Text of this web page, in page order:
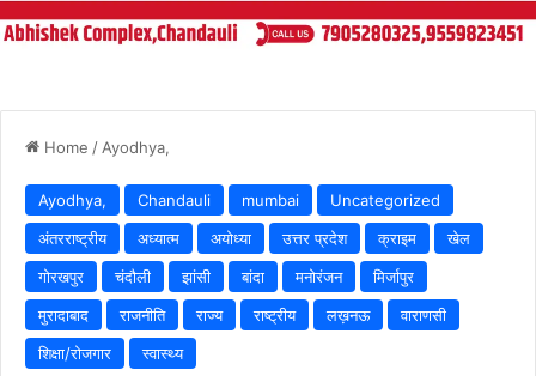
Home / Ayodhya,
Ayodhya, Chandauli mumbai
Uncategorized
अंतरराष्ट्रीय
अध्यात्म अयोध्या उत्तर प्रदेश क्राइम
खेल
गोरखपुर
चंदौली झांसी बांदा मनोरंजन
मिर्जापुर
मुरादाबाद
राजनीति राज्य राष्ट्रीय लख़नऊ
वाराणसी
शिक्षा/रोजगार
स्वास्थ्य